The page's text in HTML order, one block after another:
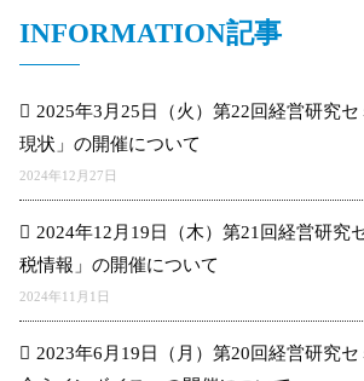
INFORMATION記事
2025年3月25日（火）第22回経営研究
現状」の開催について
2024年12月27日
2024年12月19日（木）第21回経営研究
税情報」の開催について
2024年11月1日
2023年6月19日（月）第20回経営研究